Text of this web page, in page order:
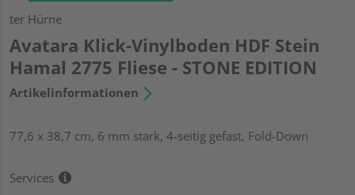
ter Hürne
Avatara Klick-Vinylboden HDF Stein
Hamal 2775 Fliese - STONE EDITION
Artikelinformationen
77,6 x 38,7 cm, 6 mm stark, 4-seitig gefast, Fold-Down
Services